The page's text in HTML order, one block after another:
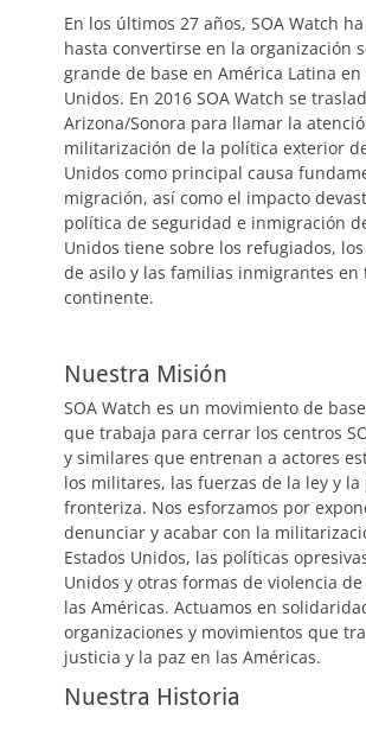
En los últimos 27 años, SOA Watch
hasta convertirse en la organización
grande de base en América Latina en
Unidos. En 2016 SOA Watch se
Arizona/Sonora para llamar la
militarización de la política exterior
Unidos como principal causa
migración, así como el impacto
política de seguridad e inmigración
Unidos tiene sobre los refugiados,
de asilo y las familias inmigrantes en
continente.
Nuestra Misión
SOA Watch es un movimiento de
que trabaja para cerrar los centros
y similares que entrenan a actores
los militares, las fuerzas de la ley y
fronteriza. Nos esforzamos por
denunciar y acabar con la
Estados Unidos, las políticas
Unidos y otras formas de violencia
las Américas. Actuamos en
organizaciones y movimientos que
justicia y la paz en las Américas.
Nuestra Historia